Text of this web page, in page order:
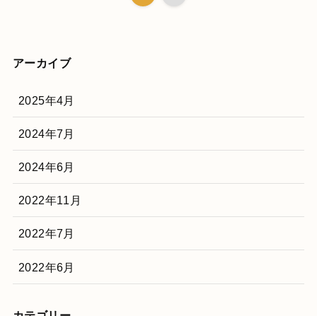
アーカイブ
2025年4月
2024年7月
2024年6月
2022年11月
2022年7月
2022年6月